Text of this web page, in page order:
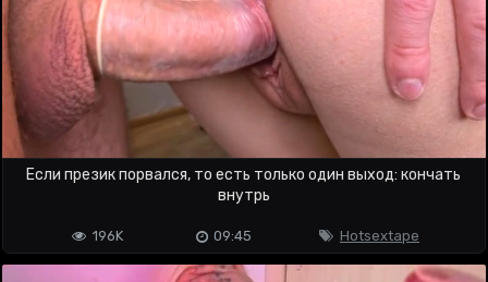
Если презик порвался, то есть только один выход: кончать
внутрь
Hotsextape
09:45
196K